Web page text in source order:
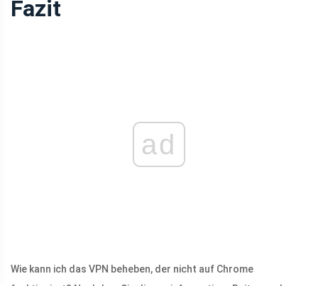
Fazit
ad
Wie kann ich das VPN beheben, der nicht auf Chrome